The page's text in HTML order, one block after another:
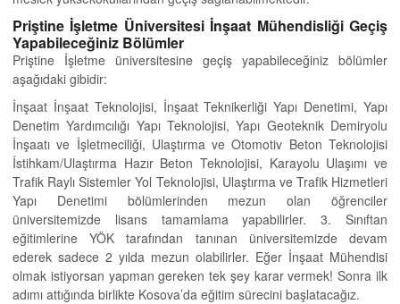
Priştine İşletme Üniversitesi İnşaat Mühendisliği Geçiş
Yapabileceğiniz Bölümler
Priştine İşletme üniversitesine geçiş yapabileceğiniz bölümler
aşağıdaki gibidir:
İnşaat İnşaat Teknolojisi, İnşaat Teknikerliği Yapı Denetimi, Yapı
Denetim Yardımcılığı Yapı Teknolojisi, Yapı Geoteknik Demiryolu
İnşaatı ve İşletmeciliği, Ulaştırma ve Otomotiv Beton Teknolojisi
İstihkam/Ulaştırma Hazır Beton Teknolojisi, Karayolu Ulaşımı ve
Trafik Raylı Sistemler Yol Teknolojisi, Ulaştırma ve Trafik Hizmetleri
Yapı Denetimi bölümlerinden mezun olan öğrenciler
üniversitemizde lisans tamamlama yapabilirler. 3. Sınıftan
eğitimlerine YÖK tarafından tanınan üniversitemizde devam
ederek sadece 2 yılda mezun olabilirler. Eğer İnşaat Mühendisi
olmak istiyorsan yapman gereken tek şey karar vermek! Sonra ilk
adımı attığında birlikte Kosova’da eğitim sürecini başlatacağız.